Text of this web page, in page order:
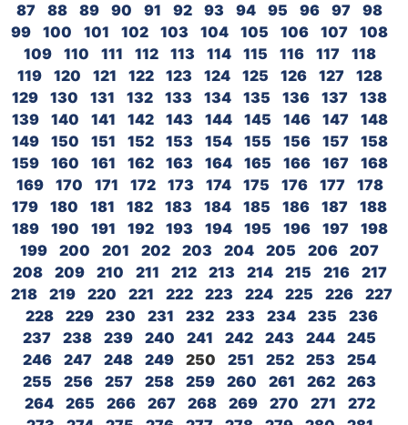
87
88 89 90 91 92 93 94 95 96 97
98
99
100 101 102 103 104 105 106 107
108
109
110 111 112 113 114 115 116 117
118
119
120 121 122 123 124 125 126 127
128
129
130 131 132 133 134 135 136 137
138
139
140 141 142 143 144 145 146 147
148
149
150 151 152 153 154 155 156 157
158
159
160 161 162 163 164 165 166 167
168
169
170 171 172 173 174 175 176 177
178
179
180 181 182 183 184 185 186 187
188
189
190 191 192 193 194 195 196 197
198
199
200 201 202 203 204 205 206
207
208
209 210 211 212 213 214 215 216
217
218
219 220 221 222 223 224 225 226
227
228
229 230 231 232 233 234 235
236
237
238 239 240 241 242 243 244
245
246
247 248 249 250 251 252 253
254
255
256 257 258 259 260 261 262
263
264
265 266 267 268 269 270 271
272